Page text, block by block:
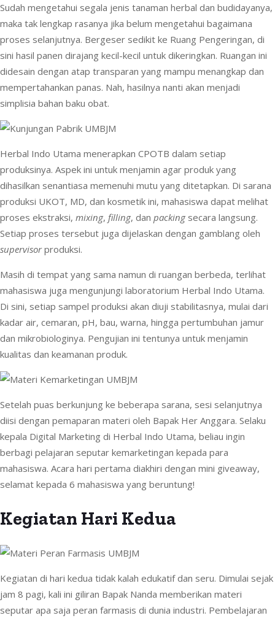
Sudah mengetahui segala jenis tanaman herbal dan budidayanya,
maka tak lengkap rasanya jika belum mengetahui bagaimana
proses selanjutnya. Bergeser sedikit ke Ruang Pengeringan, di
sini hasil panen dirajang kecil-kecil untuk dikeringkan. Ruangan ini
didesain dengan atap transparan yang mampu menangkap dan
mempertahankan panas. Nah, hasilnya nanti akan menjadi
simplisia bahan baku obat.
Herbal Indo Utama menerapkan CPOTB dalam setiap
produksinya. Aspek ini untuk menjamin agar produk yang
dihasilkan senantiasa memenuhi mutu yang ditetapkan. Di sarana
produksi UKOT, MD, dan kosmetik ini, mahasiswa dapat melihat
proses ekstraksi, mixing, filling, dan packing secara langsung.
Setiap proses tersebut juga dijelaskan dengan gamblang oleh
supervisorproduksi.
Masih di tempat yang sama namun di ruangan berbeda, terlihat
mahasiswa juga mengunjungi laboratorium Herbal Indo Utama.
Di sini, setiap sampel produksi akan diuji stabilitasnya, mulai dari
kadar air, cemaran, pH, bau, warna, hingga pertumbuhan jamur
dan mikrobiologinya. Pengujian ini tentunya untuk menjamin
kualitas dan keamanan produk.
Setelah puas berkunjung ke beberapa sarana, sesi selanjutnya
diisi dengan pemaparan materi oleh Bapak Her Anggara. Selaku
kepala Digital Marketing di Herbal Indo Utama, beliau ingin
berbagi pelajaran seputar kemarketingan kepada para
mahasiswa. Acara hari pertama diakhiri dengan mini giveaway,
selamat kepada 6 mahasiswa yang beruntung!
Kegiatan Hari Kedua
Kegiatan di hari kedua tidak kalah edukatif dan seru. Dimulai sejak
jam 8 pagi, kali ini giliran Bapak Nanda memberikan materi
seputar apa saja peran farmasis di dunia industri. Pembelajaran